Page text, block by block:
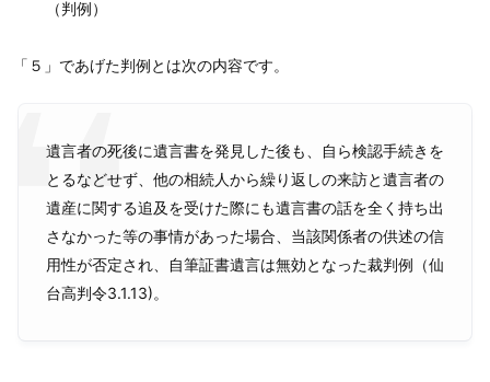
（判例）
「５」であげた判例とは次の内容です。
遺言者の死後に遺言書を発見した後も、自ら検認手続きを
とるなどせず、他の相続人から繰り返しの来訪と遺言者の
遺産に関する追及を受けた際にも遺言書の話を全く持ち出
さなかった等の事情があった場合、当該関係者の供述の信
用性が否定され、自筆証書遺言は無効となった裁判例（仙
台高判令3.1.13)。